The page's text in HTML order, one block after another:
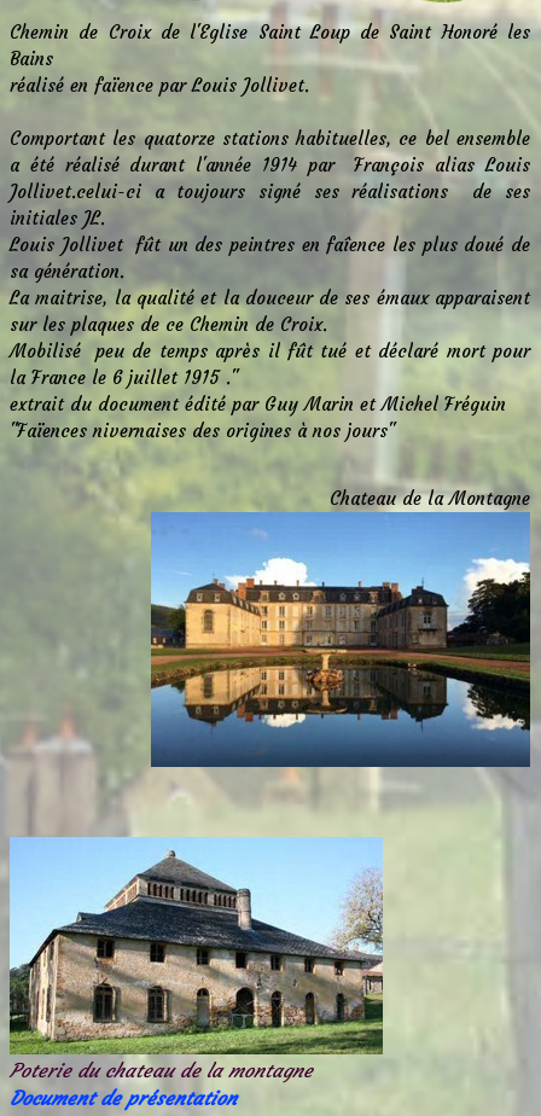
Chemin de Croix de l'Eglise Saint Loup de Saint Honoré les
Bains
réalisé en faïence par Louis Jollivet.
Comportant les quatorze stations habituelles, ce bel ensemble
a été réalisé durant l'année 1914 par François alias Louis
Jollivet.celui-ci a toujours signé ses réalisations de ses
initiales JL.
Louis Jollivet fût un des peintres en faîence les plus doué de
sa génération.
La maitrise, la qualité et la douceur de ses émaux apparaisent
sur les plaques de ce Chemin de Croix.
Mobilisé peu de temps après il fût tué et déclaré mort pour
la France le 6 juillet 1915 ."
extrait du document édité par Guy Marin et Michel Fréguin
"Faïences nivernaises des origines à nos jours"
Chateau de la Montagne
Poterie du chateau de la montagne
Document de présentation